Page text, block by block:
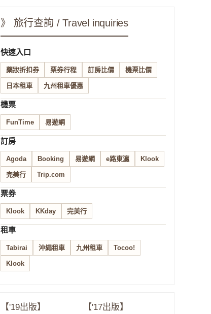
》 旅行查詢 / Travel inquiries
快速入口
藥妝折扣券 票券行程 訂房比價 機票比價
日本租車 九州租車優惠
機票
FunTime 易遊網
訂房
Agoda Booking 易遊網 e路東瀛 Klook
完美行 Trip.com
票券
Klook KKday 完美行
租車
Tabirai 沖繩租車 九州租車 Tocoo!
Klook
【'19出版】
【'17出版】